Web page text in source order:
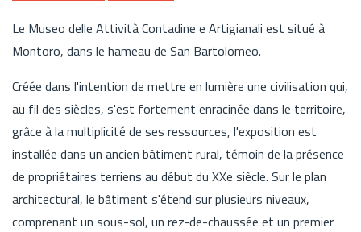
Le Museo delle Attività Contadine e Artigianali est situé à
Montoro, dans le hameau de San Bartolomeo.
Créée dans l'intention de mettre en lumière une civilisation qui,
au fil des siècles, s'est fortement enracinée dans le territoire,
grâce à la multiplicité de ses ressources, l'exposition est
installée dans un ancien bâtiment rural, témoin de la présence
de propriétaires terriens au début du XXe siècle. Sur le plan
architectural, le bâtiment s'étend sur plusieurs niveaux,
comprenant un sous-sol, un rez-de-chaussée et un premier